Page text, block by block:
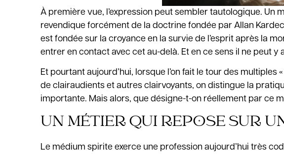
À première vue, l’expression peut sembler tautologique. Un
revendique forcément de la doctrine fondée par Allan
est fondée sur la croyance en la survie de l’esprit après la
entrer en contact avec cet au-delà. Et en ce sens il ne peut y
Et pourtant aujourd’hui, lorsque l’on fait le tour des
de clairaudients et autres clairvoyants, on distingue la
importante. Mais alors, que désigne-t-on réellement par ce
UN MÉTIER QUI REPOSE SUR
Le médium spirite exerce une profession aujourd’hui très